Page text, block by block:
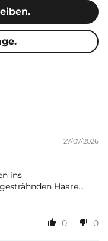
27/07/2026
ins
Haare...
0 0